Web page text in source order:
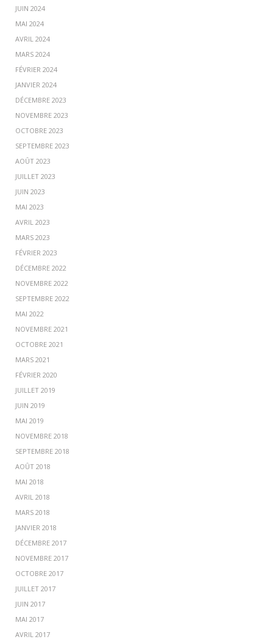
JUIN 2024
MAI 2024
AVRIL 2024
MARS 2024
FÉVRIER 2024
JANVIER 2024
DÉCEMBRE 2023
NOVEMBRE 2023
OCTOBRE 2023
SEPTEMBRE 2023
AOÛT 2023
JUILLET 2023
JUIN 2023
MAI 2023
AVRIL 2023
MARS 2023
FÉVRIER 2023
DÉCEMBRE 2022
NOVEMBRE 2022
SEPTEMBRE 2022
MAI 2022
NOVEMBRE 2021
OCTOBRE 2021
MARS 2021
FÉVRIER 2020
JUILLET 2019
JUIN 2019
MAI 2019
NOVEMBRE 2018
SEPTEMBRE 2018
AOÛT 2018
MAI 2018
AVRIL 2018
MARS 2018
JANVIER 2018
DÉCEMBRE 2017
NOVEMBRE 2017
OCTOBRE 2017
JUILLET 2017
JUIN 2017
MAI 2017
AVRIL 2017